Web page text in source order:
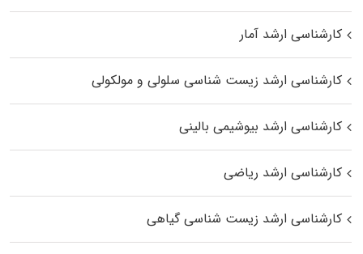
کارشناسی ارشد آمار
کارشناسی ارشد زیست شناسی سلولی و مولکولی
کارشناسی ارشد بیوشیمی بالینی
کارشناسی ارشد ریاضی
کارشناسی ارشد زیست‌ شناسی گیاهی